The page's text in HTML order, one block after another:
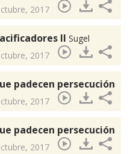
2017
II Sugel
2017
padecen persecución
2017
padecen persecución
2017